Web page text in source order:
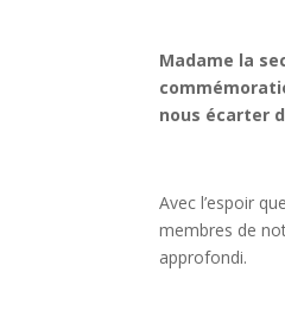
Madame la
nous écarter
Avec l’espoir
membres de
approfondi.